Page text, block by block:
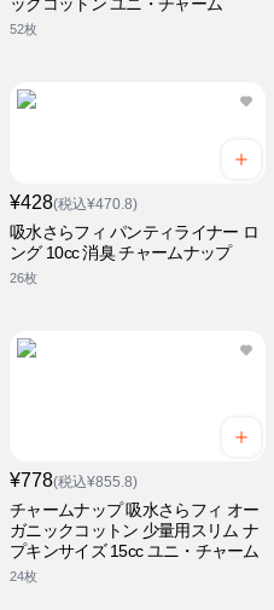
ックコットン ユニ・チャーム
52枚
¥428(税込¥470.8)
吸水さらフィ パンティライナー ロ
ング 10cc 消臭 チャームナップ
26枚
¥778(税込¥855.8)
チャームナップ 吸水さらフィ オー
ガニックコットン 少量用スリム ナ
プキンサイズ 15cc ユニ・チャーム
24枚